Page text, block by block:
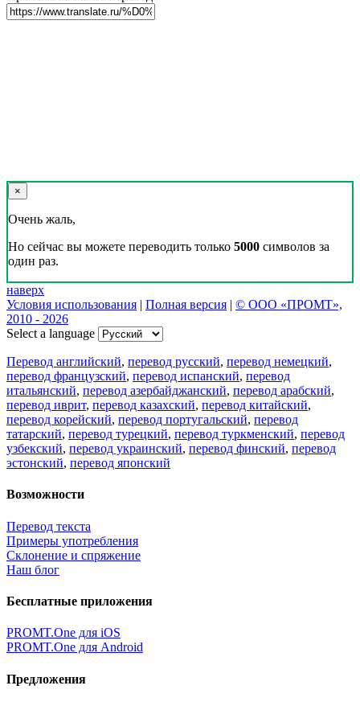
×
Очень жаль,
Но сейчас вы можете переводить только 5000 символов за
один раз.
наверх
Условия использования | Полная версия | © ООО «ПРОМТ»,
2010 - 2026
Select a language
Перевод английский, перевод русский, перевод немецкий,
перевод французский, перевод испанский, перевод
итальянский, перевод азербайджанский, перевод арабский,
перевод иврит, перевод казахский, перевод китайский,
перевод корейский, перевод португальский, перевод
татарский, перевод турецкий, перевод туркменский, перевод
узбекский, перевод украинский, перевод финский, перевод
эстонский, перевод японский
Возможности
Перевод текста
Примеры употребления
Склонение и спряжение
Наш блог
Бесплатные приложения
PROMT.One для iOS
PROMT.One для Android
Предложения